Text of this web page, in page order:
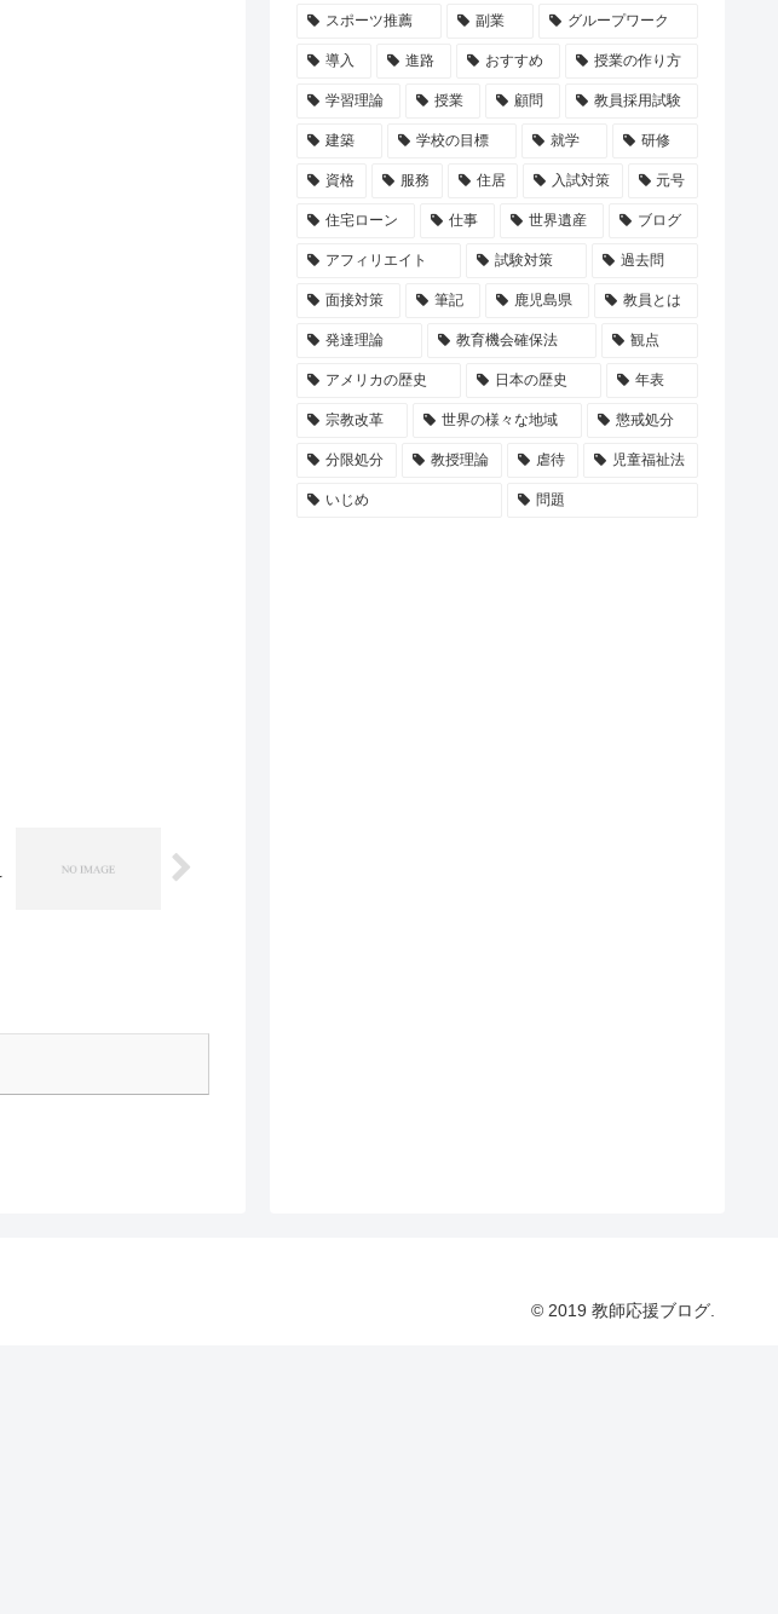
スポーツ推薦 副業 グループワーク
導入 進路 おすすめ 授業の作り方
学習理論 授業 顧問 教員採用試験
建築 学校の目標 就学 研修
資格 服務 住居 入試対策 元号
住宅ローン 仕事 世界遺産 ブログ
アフィリエイト 試験対策 過去問
面接対策 筆記 鹿児島県 教員とは
発達理論 教育機会確保法 観点
アメリカの歴史 日本の歴史 年表
宗教改革 世界の様々な地域 懲戒処分
分限処分 教授理論 虐待 児童福祉法
いじめ 問題
© 2019 教師応援ブログ.